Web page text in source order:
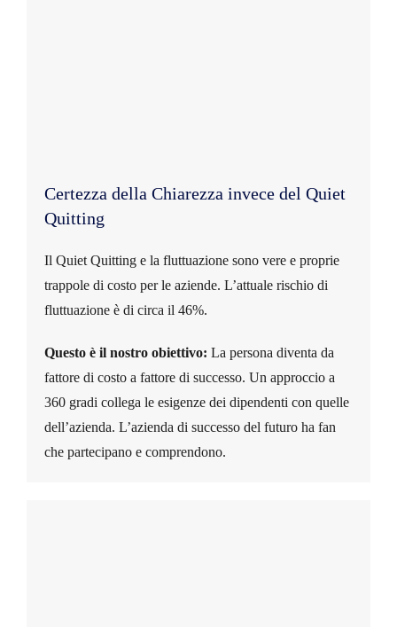
Certezza della Chiarezza invece del Quiet
Quitting
Il Quiet Quitting e la fluttuazione sono vere e proprie
trappole di costo per le aziende. L’attuale rischio di
fluttuazione è di circa il 46%.
Questo è il nostro obiettivo: La persona diventa da
fattore di costo a fattore di successo. Un approccio a
360 gradi collega le esigenze dei dipendenti con quelle
dell’azienda. L’azienda di successo del futuro ha fan
che partecipano e comprendono.